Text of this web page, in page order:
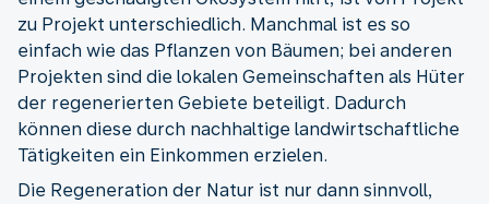
zu Projekt unterschiedlich. Manchmal ist es so
einfach wie das Pflanzen von Bäumen; bei anderen
Projekten sind die lokalen Gemeinschaften als Hüter
der regenerierten Gebiete beteiligt. Dadurch
können diese durch nachhaltige landwirtschaftliche
Tätigkeiten ein Einkommen erzielen.
Die Regeneration der Natur ist nur dann sinnvoll,